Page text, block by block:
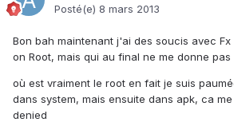
Posté(e) 8 mars 2013
Bon bah maintenant j'ai des soucis avec
on Root, mais qui au final ne me donne
où est vraiment le root en fait je suis
dans system, mais ensuite dans apk, ca
denied